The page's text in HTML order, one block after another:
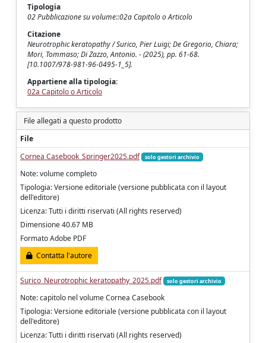
Tipologia
02 Pubblicazione su volume::02a Capitolo o Articolo
Citazione
Neurotrophic keratopathy / Surico, Pier Luigi; De Gregorio, Chiara;
Mori, Tommaso; Di Zazzo, Antonio. - (2025), pp. 61-68.
[10.1007/978-981-96-0495-1_5].
Appartiene alla tipologia:
02a Capitolo o Articolo
File allegati a questo prodotto
File
Cornea Casebook_Springer2025.pdf
solo gestori archivio
Note: volume completo
Tipologia: Versione editoriale (versione pubblicata con il layout
dell'editore)
Licenza: Tutti i diritti riservati (All rights reserved)
Dimensione 40.67 MB
Formato Adobe PDF
Contatta l'autore
Surico_Neurotrophic keratopathy_2025.pdf solo gestori archivio
Note: capitolo nel volume Cornea Casebook
Tipologia: Versione editoriale (versione pubblicata con il layout
dell'editore)
Licenza: Tutti i diritti riservati (All rights reserved)